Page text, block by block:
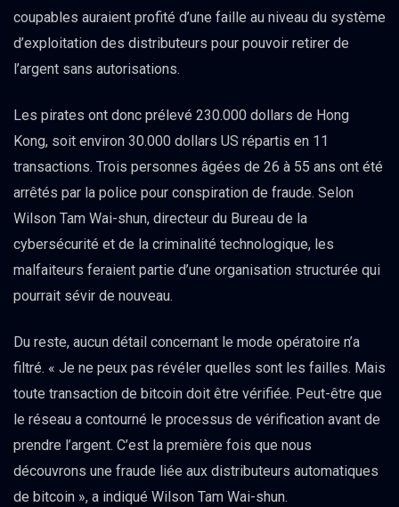
coupables auraient profité d’une faille au niveau du système
d’exploitation des distributeurs pour pouvoir retirer de
l’argent sans autorisations.
Les pirates ont donc prélevé 230.000 dollars de Hong
Kong, soit environ 30.000 dollars US répartis en 11
transactions. Trois personnes âgées de 26 à 55 ans ont été
arrêtés par la police pour conspiration de fraude. Selon
Wilson Tam Wai-shun, directeur du Bureau de la
cybersécurité et de la criminalité technologique, les
malfaiteurs feraient partie d’une organisation structurée qui
pourrait sévir de nouveau.
Du reste, aucun détail concernant le mode opératoire n’a
filtré. « Je ne peux pas révéler quelles sont les failles. Mais
toute transaction de bitcoin doit être vérifiée. Peut-être que
le réseau a contourné le processus de vérification avant de
prendre l’argent. C’est la première fois que nous
découvrons une fraude liée aux distributeurs automatiques
de bitcoin », a indiqué Wilson Tam Wai-shun.